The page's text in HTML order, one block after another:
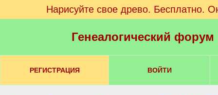
Нарисуйте свое древо. Бесплатно.
Генеалогический
РЕГИСТРАЦИЯ ВОЙТИ